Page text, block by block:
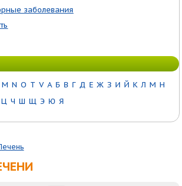
заболевания
M N O T V А Б В Г Д Е Ж З И Й К Л М Н
Ц Ч Ш Щ Э Ю Я